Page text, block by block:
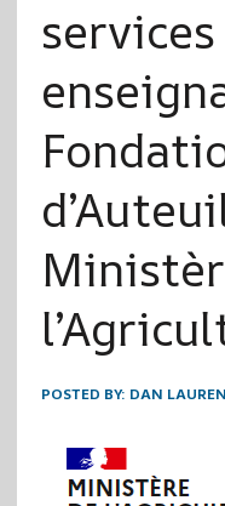
POSTED BY: DAN